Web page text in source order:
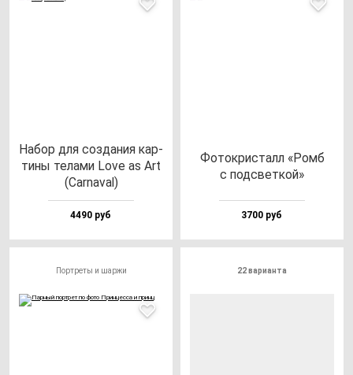
Набор для соз­да­ния кар­
ти­ны те­ла­ми Love as Art
(Car­na­val)
4490 руб
Фоток­рис­талл «Ромб
с под­свет­кой»
3700 руб
Портреты и шаржи 22 варианта